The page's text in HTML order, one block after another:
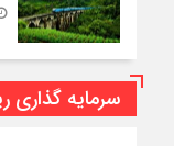
سرمایه گذاری